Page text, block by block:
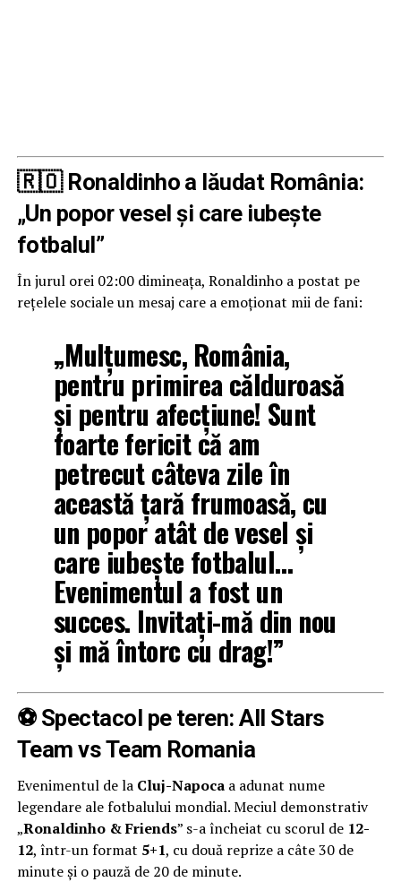
🇷🇴 Ronaldinho a lăudat România:
„Un popor vesel și care iubește
fotbalul”
În jurul orei 02:00 dimineața, Ronaldinho a postat pe
rețelele sociale un mesaj care a emoționat mii de fani:
„Mulțumesc, România,
pentru primirea călduroasă
și pentru afecțiune! Sunt
foarte fericit că am
petrecut câteva zile în
această țară frumoasă, cu
un popor atât de vesel și
care iubește fotbalul…
Evenimentul a fost un
succes. Invitați-mă din nou
și mă întorc cu drag!”
⚽ Spectacol pe teren: All Stars
Team vs Team Romania
Evenimentul de la Cluj-Napocaa adunat nume
legendare ale fotbalului mondial. Meciul demonstrativ
„Ronaldinho & Friends” s-a încheiat cu scorul de 12-
12, într-un format 5+1, cu două reprize a câte 30 de
minute și o pauză de 20 de minute.